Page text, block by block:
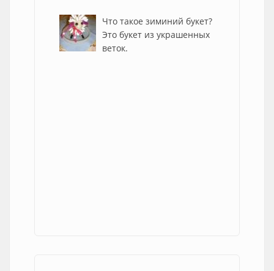
Что такое зиминий букет?
Это букет из украшенных
веток.